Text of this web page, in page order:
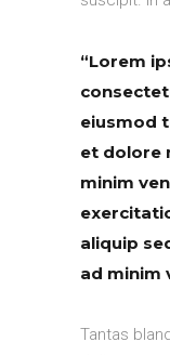
“Lorem
eiusmod
et dolore
minim
aliquip
ad minim
Tantas